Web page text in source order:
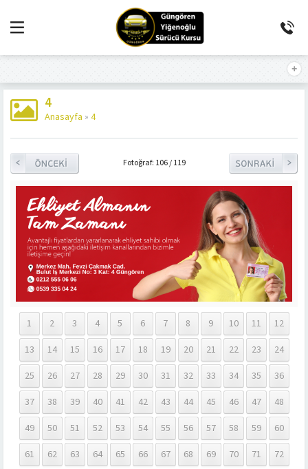
4
Anasayfa » 4
Fotoğraf: 106 / 119
1 2 3 4 5 6 7 8 9 10 11
12
13
14 15 16 17 18 19 20 21 22 23
24
25
26 27 28 29 30 31 32 33 34 35
36
37
38 39 40 41 42 43 44 45 46 47
48
49
50 51 52 53 54 55 56 57 58 59
60
61
62 63 64 65 66 67 68 69 70 71
72